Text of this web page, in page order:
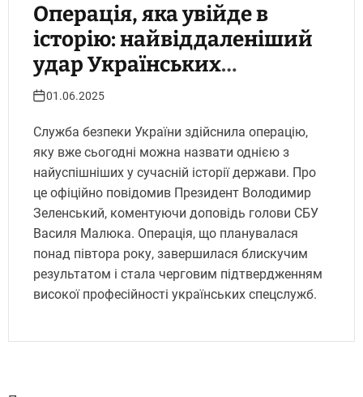
Операція, яка увійде в
історію: найвіддаленіший
удар Українських
спецслужб
01.06.2025
Служба безпеки України здійснила операцію,
яку вже сьогодні можна назвати однією з
найуспішніших у сучасній історії держави. Про
це офіційно повідомив Президент Володимир
Зеленський, коментуючи доповідь голови СБУ
Василя Малюка. Операція, що планувалася
понад півтора року, завершилася блискучим
результатом і стала черговим підтвердженням
високої професійності українських спецслужб.